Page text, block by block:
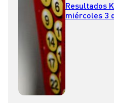
Resultados
miércoles 3